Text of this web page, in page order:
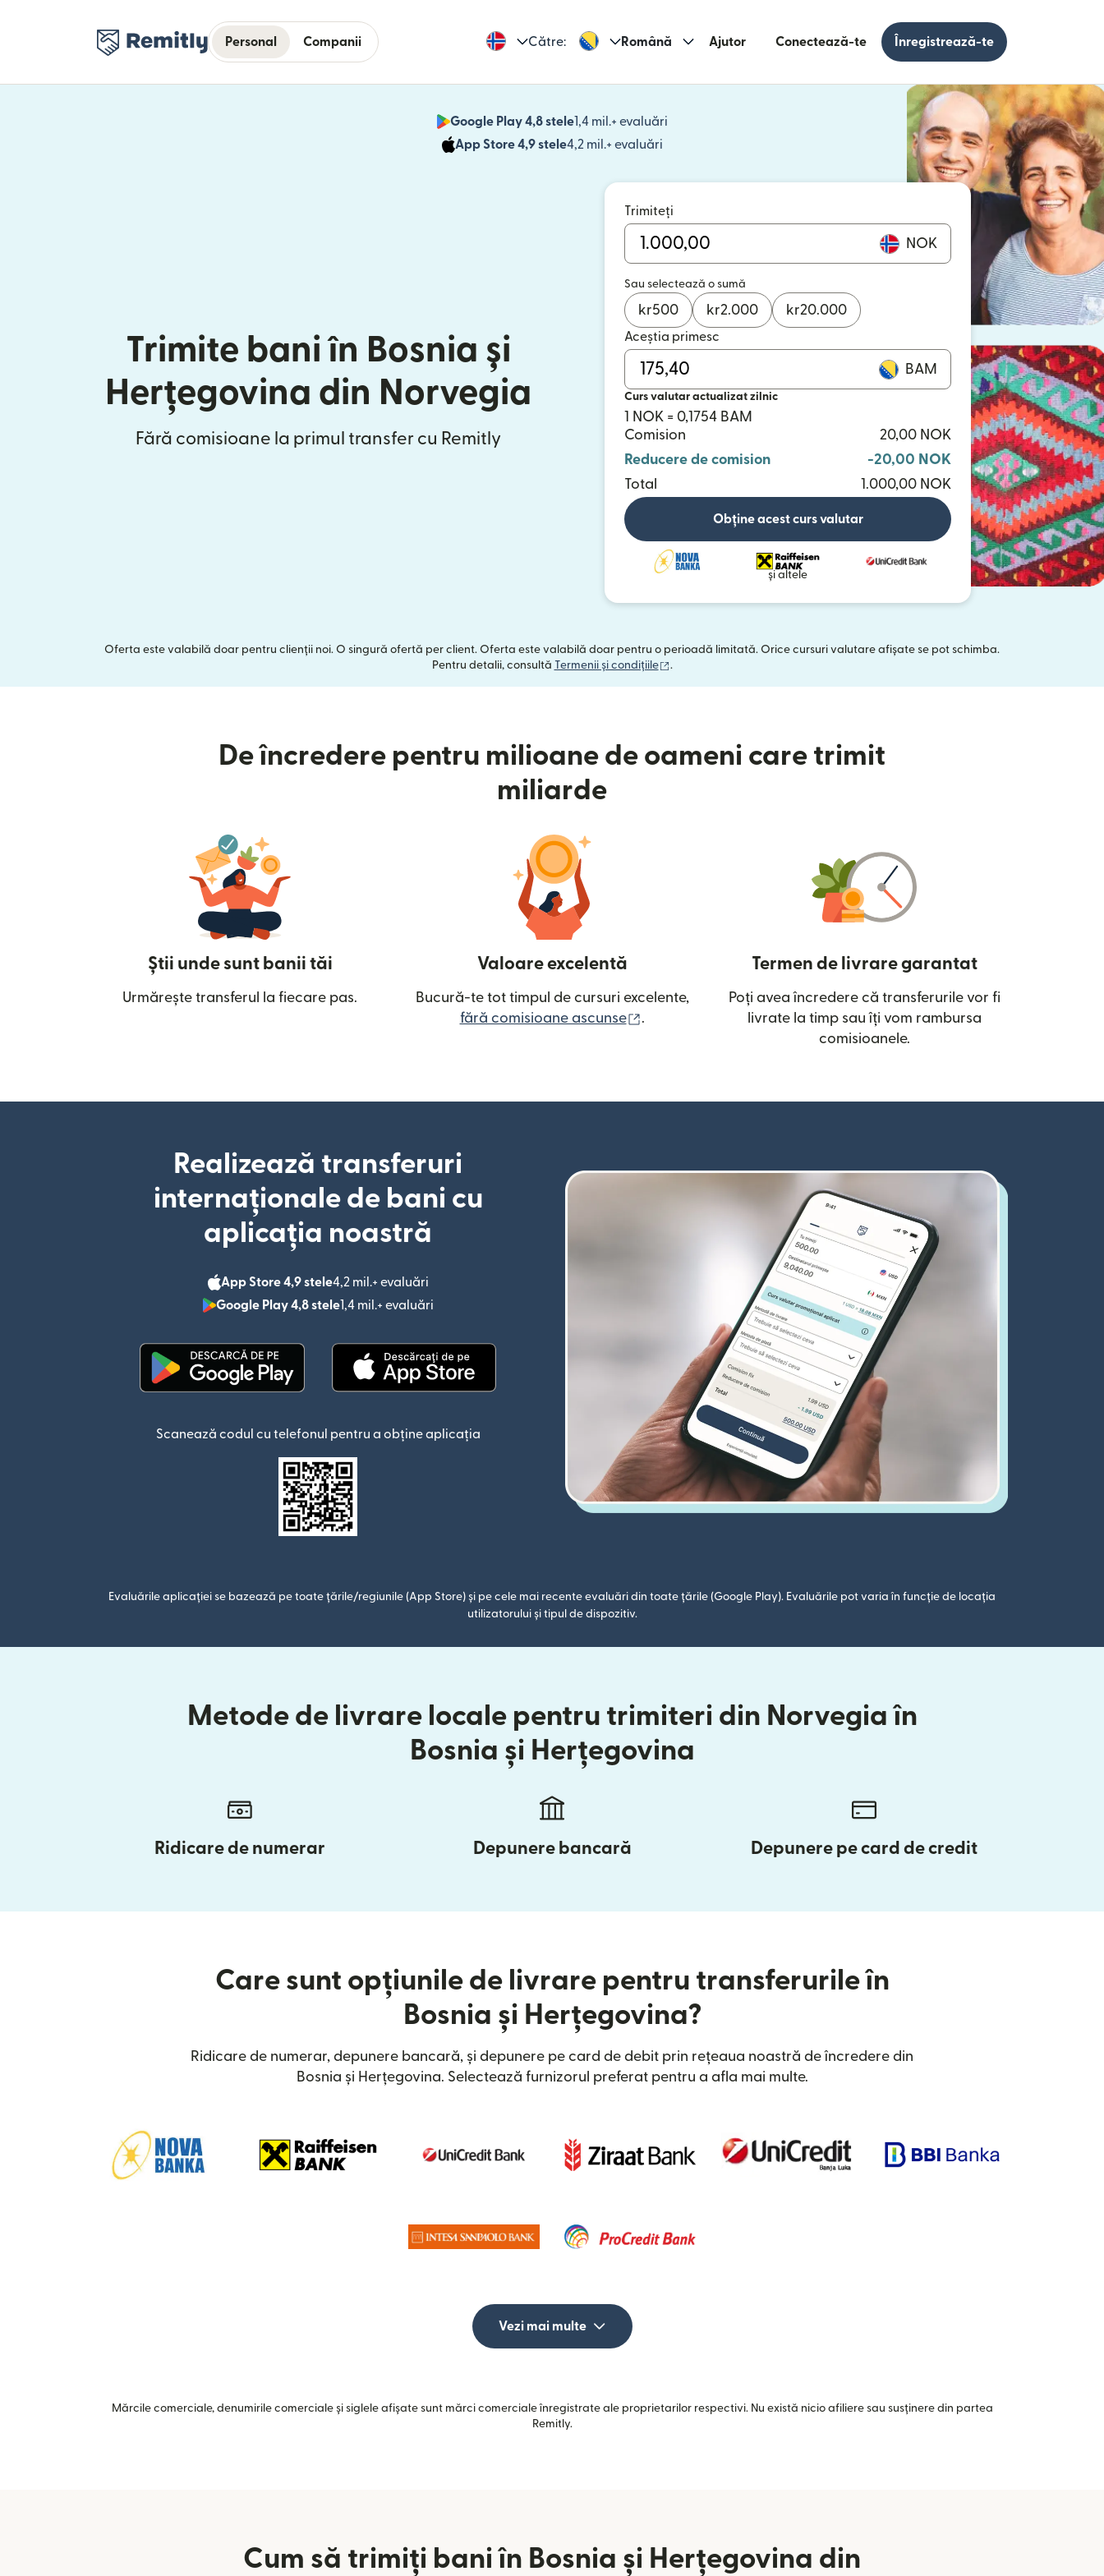
Personal Companii Către: Română Ajutor Conectează-te Înregistrează-te
Google Play 4,8 stele1,4 mil.+ evaluări
(se deschide într-o fereastră nouă)
App Store 4,9 stele4,2 mil.+ evaluări
(se deschide într-o fereastră nouă)
Trimite bani în Bosnia și
Herțegovina din Norvegia
Fără comisioane la primul transfer cu Remitly
Trimiteți
NOK
Sau selectează o sumă
kr500 kr2.000 kr20.000
Aceștia primesc
BAM
Curs valutar actualizat zilnic
1 NOK = 0,1754 BAM
Comision
20,00 NOK
Reducere de comision
-20,00 NOK
Total
1.000,00 NOK
Obține acest curs valutar
și altele
Oferta este valabilă doar pentru clienții noi. O singură ofertă per client. Oferta este valabilă doar pentru o perioadă limitată. Orice cursuri valutare afișate se pot schimba.
Pentru detalii, consultă Termenii și condițiile (se deschide într-o fereastră nouă)
.
De încredere pentru milioane de oameni care trimit
miliarde
Știi unde sunt banii tăi
Urmărește transferul la fiecare pas.
Valoare excelentă
Bucură-te tot timpul de cursuri excelente,
fără comisioane ascunse
(se deschide într-o fereastră nouă)
.
Termen de livrare garantat
Poți avea încredere că transferurile vor fi
livrate la timp sau îți vom rambursa
comisioanele.
Realizează transferuri
internaționale de bani cu
aplicația noastră
App Store 4,9 stele4,2 mil.+ evaluări
(se deschide într-o fereastră nouă)
Google Play 4,8 stele1,4 mil.+ evaluări
(se deschide într-o fereastră nouă)
Scanează codul cu telefonul pentru a obține aplicația
Evaluările aplicației se bazează pe toate țările/regiunile (App Store) și pe cele mai recente evaluări din toate țările (Google Play). Evaluările pot varia în funcție de locația
utilizatorului și tipul de dispozitiv.
Metode de livrare locale pentru trimiteri din Norvegia în
Bosnia și Herțegovina
Ridicare de numerar Depunere bancară Depunere pe card de credit
Care sunt opțiunile de livrare pentru transferurile în
Bosnia și Herțegovina?
Ridicare de numerar, depunere bancară, și depunere pe card de debit prin rețeaua noastră de încredere din
Bosnia și Herțegovina. Selectează furnizorul preferat pentru a afla mai multe.
Vezi mai multe
Mărcile comerciale, denumirile comerciale și siglele afișate sunt mărci comerciale înregistrate ale proprietarilor respectivi. Nu există nicio afiliere sau susținere din partea
Remitly.
Cum să trimiți bani în Bosnia și Herțegovina din